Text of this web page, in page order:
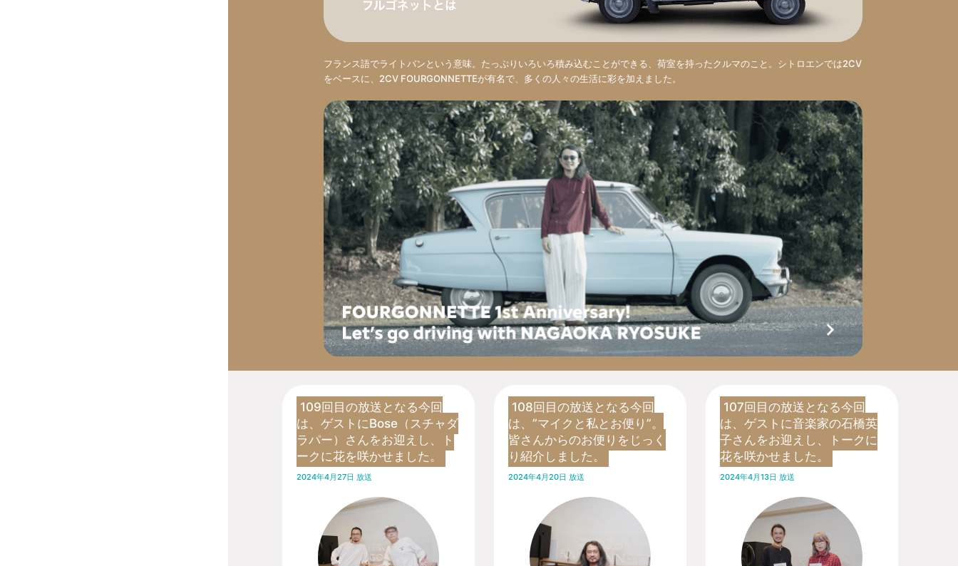
フランス語でライトバンという意味。たっぷりいろいろ積み込むことができる、荷室を持ったクルマのこと。シトロエンでは2CV
をベースに、2CV FOURGONNETTEが有名で、多くの人々の生活に彩を加えました。
109回目の放送となる今回
は、ゲストにBose（スチャダ
ラパー）さんをお迎えし、ト
ークに花を咲かせました。
2024年4月27日 放送
108回目の放送となる今回
は、”マイクと私とお便り”。
皆さんからのお便りをじっく
り紹介しました。
2024年4月20日 放送
107回目の放送となる今回
は、ゲストに音楽家の石橋英
子さんをお迎えし、トークに
花を咲かせました。
2024年4月13日 放送